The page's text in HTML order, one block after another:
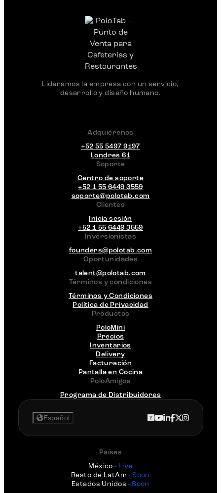
Lideramos la empresa con un servicio,
desarrollo y diseño humano.
Adquiérenos
+52 55 5497 9197
Londres 61
Soporte
Centro de soporte
+52 1 55 6449 3559
soporte@polotab.com
Clientes
Inicia sesión
+52 1 55 6449 3559
Inversionistas
founders@polotab.com
Oportunidades
talent@polotab.com
Términos y condiciones
Términos y Condiciones
Política de Privacidad
Productos
PoloMini
Precios
Inventarios
Delivery
Facturación
Pantalla en Cocina
PoloAmigos
Programa de Distribuidores
Español
Países
México - Live
Resto de LatAm - Soon
Estados Unidos - Soon